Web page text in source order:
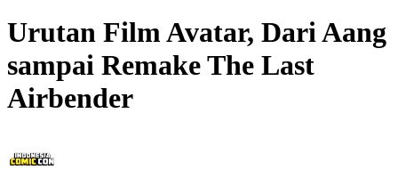
Urutan Film Avatar, Dari Aang
sampai Remake The Last
Airbender